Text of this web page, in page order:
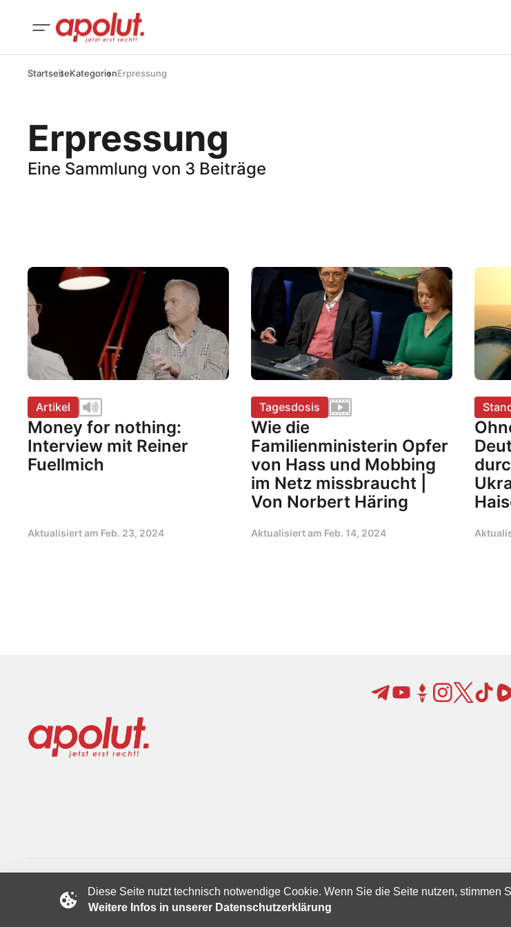
StartseiteKategorienErpressung
Erpressung
Eine Sammlung von 3 Beiträge
Artikel
Money for nothing:
Interview mit Reiner
Fuellmich
Aktualisiert am Feb. 23, 2024
Tagesdosis
Wie die
Familienministerin Opfer
von Hass und Mobbing
im Netz missbraucht |
Von Norbert Häring
Aktualisiert am Feb. 14, 2024
Copyright © 2024 apolut | Jetzt erst recht!. Published apolut Creatives Ltd.
Diese Seite nutzt technisch notwendige Cookie. Wenn Sie die Seite nutzen, stimmen
Weitere Infos in unserer Datenschutzerklärung